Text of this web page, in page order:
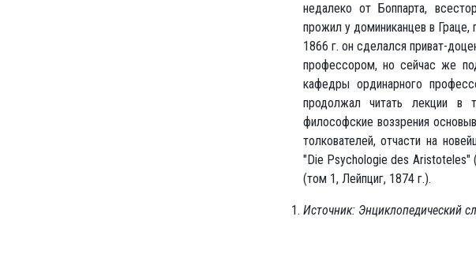
недалеко от Боппарта,
прожил у доминиканцев в
1866 г. он сделался приват-
профессором, но сейчас же
кафедры ординарного
продолжал читать лекции в
философские воззрения
толкователей, отчасти на
"Die Psychologie des Aristoteles"
(том 1, Лейпциг, 1874 г.).
Источник: Энциклопедический